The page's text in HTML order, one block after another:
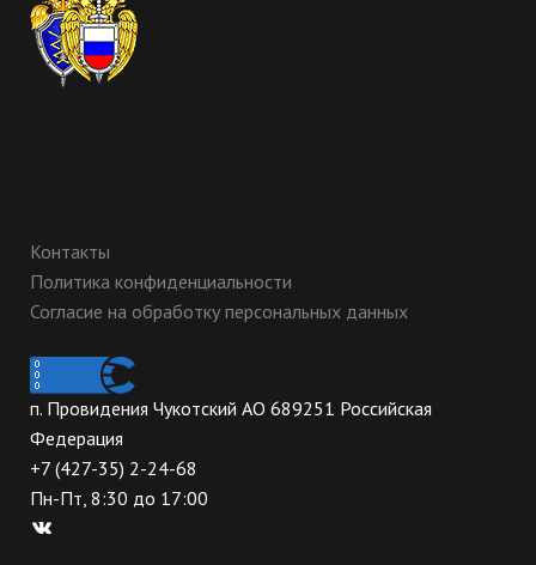
Контакты
Политика конфиденциальности
Согласие на обработку персональных данных
п. Провидения Чукотский АО 689251 Российская
Федерация
+7 (427-35) 2-24-68
Пн-Пт, 8:30 до 17:00